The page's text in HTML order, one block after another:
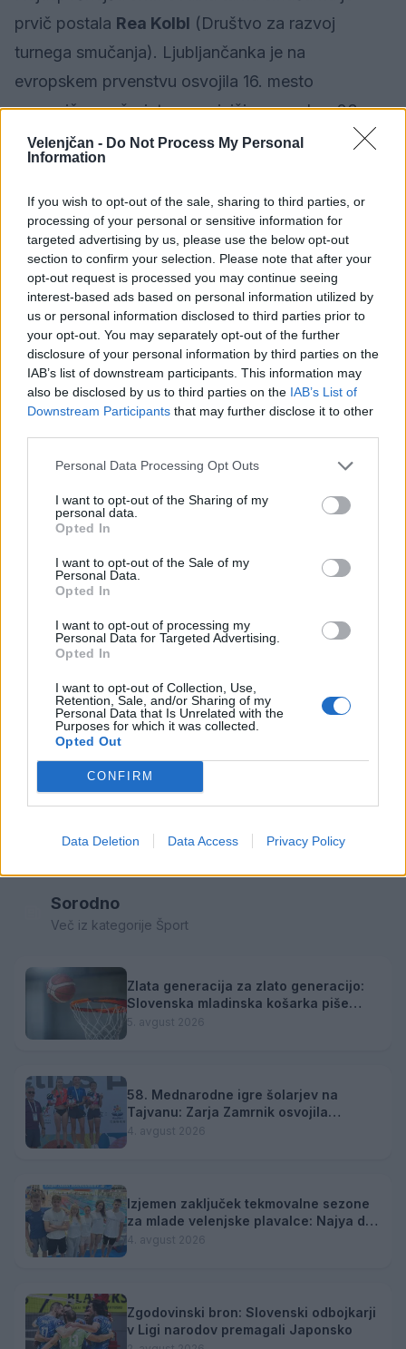
Velenjčan - Do Not Process My Personal
Information
If you wish to opt-out of the sale, sharing to third parties, or
processing of your personal or sensitive information for
targeted advertising by us, please use the below opt-out
section to confirm your selection. Please note that after your
opt-out request is processed you may continue seeing
interest-based ads based on personal information utilized by
us or personal information disclosed to third parties prior to
your opt-out. You may separately opt-out of the further
disclosure of your personal information by third parties on the
IAB’s list of downstream participants. This information may
also be disclosed by us to third parties on the IAB’s List of
Downstream Participants that may further disclose it to other
Personal Data Processing Opt Outs
I want to opt-out of the Sharing of my
personal data.
Opted In
I want to opt-out of the Sale of my
Personal Data.
Opted In
I want to opt-out of processing my
Personal Data for Targeted Advertising.
Opted In
I want to opt-out of Collection, Use,
Retention, Sale, and/or Sharing of my
Personal Data that Is Unrelated with the
Purposes for which it was collected.
Opted Out
CONFIRM
Data Deletion Data Access Privacy Policy
prvič postala Rea Kolbl (Društvo za razvoj
turnega smučanja). Ljubljančanka je na
evropskem prvenstvu osvojila 16. mesto
posamično, v šprintu pa najvišje posegla s 23.
mestom v svetovnem pokalu. V mešani štafeti je
sonosilka največjega slovenskega dosežka - 9.
mesta, ki ga je dosegla na tekmi svetovnega
pokala skupaj z Luko Kovačičem(Društvo za
razvoj turnega smučanja), najuspešnejšim
slovenskim tekmovalnim turnim smučarjem 2024.
Gorenjec je poleg tega na evropskem prvenstvu
dosegel 16. mesto v vzponu in 21. mesto
posamično.
Najuspešnejši v tekmovalnem lednem plezanju
V tekmovalnem lednem plezanju so v preteklem
letu izstopali dosežki
Ljubljana Matica), ki je svoj najpomembnejši
rezultat dosegel z zmago na tekmi celinskega
pokala v Veliki Britaniji februarja lani, decembra pa
izvrstnim predstavam celinskega pokala dodal še
Vir: Manca Ogrin/PZS
KATEGORIJE Šport
Sorodno
Več iz kategorije Šport
Zlata generacija za zlato generacijo:
Slovenska mladinska košarka piše
zgodovino
5. avgust 2026
58. Mednarodne igre šolarjev na
Tajvanu: Zarja Zamrnik osvojila
srebrno medaljo
4. avgust 2026
Izjemen zaključek tekmovalne sezone
za mlade velenjske plavalce: Najya do
tretjega naziva državne prvakinje
4. avgust 2026
Zgodovinski bron: Slovenski odbojkarji
v Ligi narodov premagali Japonsko